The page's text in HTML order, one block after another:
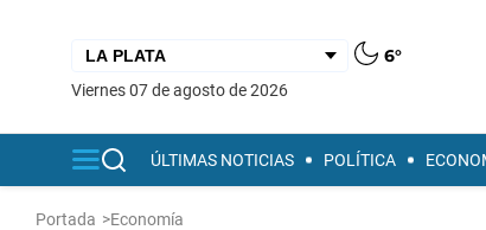
6°
viernes 07 de agosto de 2026
ÚLTIMAS NOTICIAS POLÍTICA
Portada >Economía